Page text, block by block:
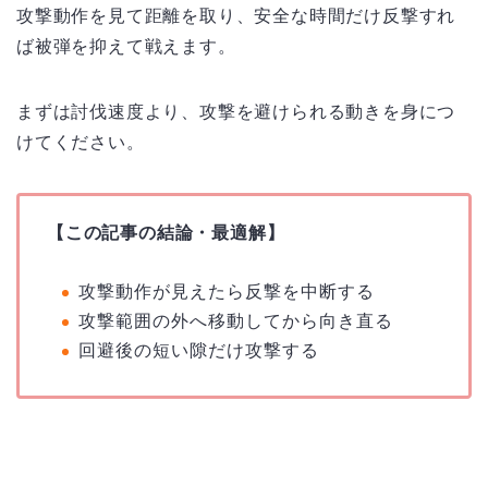
攻撃動作を見て距離を取り、安全な時間だけ反撃すれ
ば被弾を抑えて戦えます。
まずは討伐速度より、攻撃を避けられる動きを身につ
けてください。
【この記事の結論・最適解】
攻撃動作が見えたら反撃を中断する
攻撃範囲の外へ移動してから向き直る
回避後の短い隙だけ攻撃する